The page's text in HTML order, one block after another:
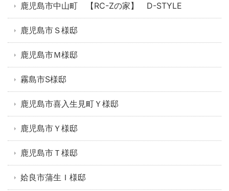
鹿児島市中山町 【RC-Zの家】 D-STYLE
鹿児島市Ｓ様邸
鹿児島市Ｍ様邸
霧島市S様邸
鹿児島市喜入生見町Ｙ様邸
鹿児島市Ｙ様邸
鹿児島市Ｔ様邸
姶良市蒲生Ｉ様邸